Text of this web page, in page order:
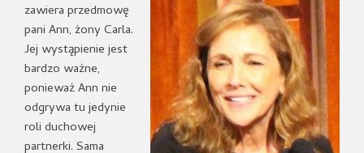
zawiera przedmowę
pani Ann, żony Carla.
Jej wystąpienie jest
bardzo ważne,
ponieważ Ann nie
odgrywa tu jedynie
roli duchowej
partnerki. Sama